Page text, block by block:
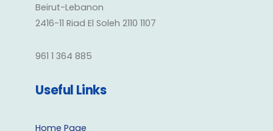
Beirut-Lebanon
2416-11 Riad El Soleh 2110 1107
961 1 364 885
Useful Links
Home Page